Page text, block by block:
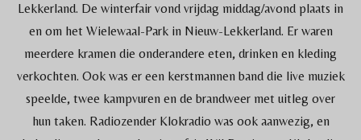
Lekkerland. De winterfair vond vrijdag middag/avond plaats in
en om het Wielewaal-Park in Nieuw-Lekkerland. Er waren
meerdere kramen die onderandere eten, drinken en kleding
verkochten. Ook was er een kerstmannen band die live muziek
speelde, twee kampvuren en de brandweer met uitleg over
hun taken. Radiozender Klokradio was ook aanwezig, en